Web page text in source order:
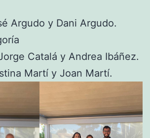
Argudo y Dani Argudo.
Catalá y Andrea Ibáñez.
Martí y Joan Martí.